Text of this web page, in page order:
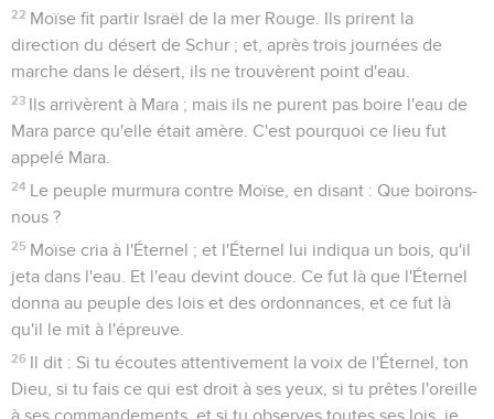
22 Moïse fit partir Israël de la mer Rouge. Ils prirent la
direction du désert de Schur ; et, après trois journées de
marche dans le désert, ils ne trouvèrent point d'eau.
23 Ils arrivèrent à Mara ; mais ils ne purent pas boire l'eau de
Mara parce qu'elle était amère. C'est pourquoi ce lieu fut
appelé Mara.
24 Le peuple murmura contre Moïse, en disant : Que boirons-
nous ?
25 Moïse cria à l'Éternel ; et l'Éternel lui indiqua un bois, qu'il
jeta dans l'eau. Et l'eau devint douce. Ce fut là que l'Éternel
donna au peuple des lois et des ordonnances, et ce fut là
qu'il le mit à l'épreuve.
26 Il dit : Si tu écoutes attentivement la voix de l'Éternel, ton
Dieu, si tu fais ce qui est droit à ses yeux, si tu prêtes l'oreille
à ses commandements, et si tu observes toutes ses lois, je